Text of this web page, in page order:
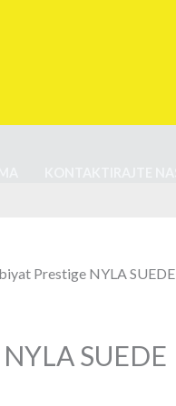
Prestige NYLA SUEDE
SUEDE